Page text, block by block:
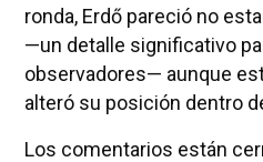
ronda, Erdő pareció no
—un detalle significativo
observadores— aunque
alteró su posición dentro
Los comentarios están